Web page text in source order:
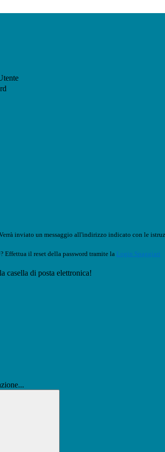
inviato un messaggio all'indirizzo indicato con le
Effettua il reset della password tramite la Login Spaggiari
casella di posta elettronica!